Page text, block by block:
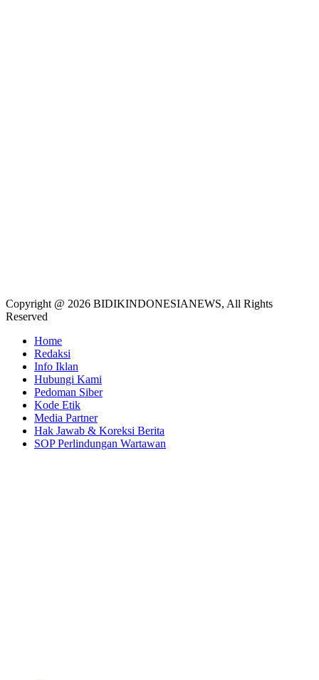
Copyright @ 2026 BIDIKINDONESIANEWS, All Rights
Reserved
Home
Redaksi
Info Iklan
Hubungi Kami
Pedoman Siber
Kode Etik
Media Partner
Hak Jawab & Koreksi Berita
SOP Perlindungan Wartawan